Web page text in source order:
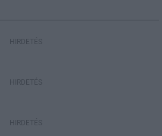
HIRDETÉS
HIRDETÉS
HIRDETÉS